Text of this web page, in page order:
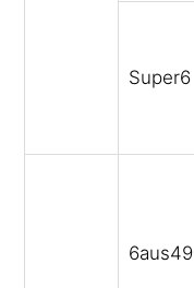
Super6
6aus49